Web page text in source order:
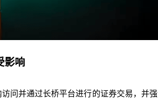
影响
问并通过长桥平台进行的证券交易，并